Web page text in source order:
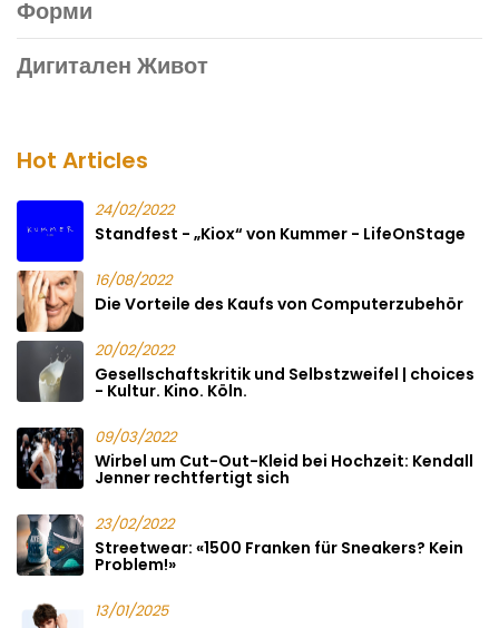
Форми
Дигитален Живот
Hot Articles
24/02/2022
Standfest - „Kiox“ von Kummer - LifeOnStage
16/08/2022
Die Vorteile des Kaufs von Computerzubehör
20/02/2022
Gesellschaftskritik und Selbstzweifel | choices
- Kultur. Kino. Köln.
09/03/2022
Wirbel um Cut-Out-Kleid bei Hochzeit: Kendall
Jenner rechtfertigt sich
23/02/2022
Streetwear: «1500 Franken für Sneakers? Kein
Problem!»
13/01/2025